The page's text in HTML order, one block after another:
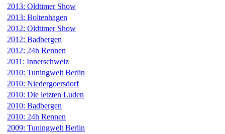
2013: Oldtimer Show
2013: Boltenhagen
2012: Oldtimer Show
2012: Badbergen
2012: 24h Rennen
2011: Innerschweiz
2010: Tuningwelt Berlin
2010: Niedergoersdorf
2010: Die letzten Luden
2010: Badbergen
2010: 24h Rennen
2009: Tuningwelt Berlin